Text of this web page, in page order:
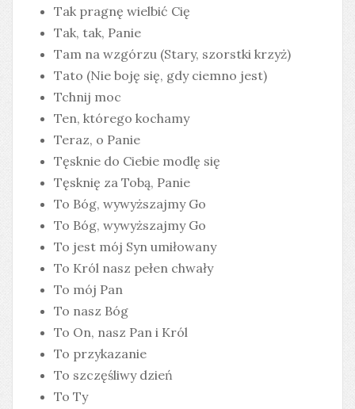
Tak pragnę wielbić Cię
Tak, tak, Panie
Tam na wzgórzu (Stary, szorstki krzyż)
Tato (Nie boję się, gdy ciemno jest)
Tchnij moc
Ten, którego kochamy
Teraz, o Panie
Tęsknie do Ciebie modlę się
Tęsknię za Tobą, Panie
To Bóg, wywyższajmy Go
To Bóg, wywyższajmy Go
To jest mój Syn umiłowany
To Król nasz pełen chwały
To mój Pan
To nasz Bóg
To On, nasz Pan i Król
To przykazanie
To szczęśliwy dzień
To Ty